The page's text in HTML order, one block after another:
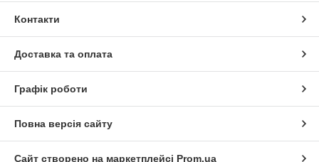
Контакти
Доставка та оплата
Графік роботи
Повна версія сайту
Сайт створено на маркетплейсі Prom.ua